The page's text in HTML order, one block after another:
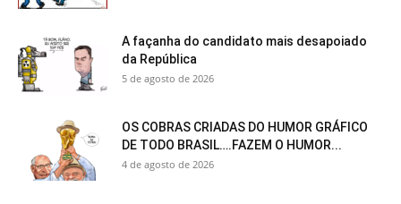
A façanha do candidato mais desapoiado
da República
5 de agosto de 2026
OS COBRAS CRIADAS DO HUMOR GRÁFICO
DE TODO BRASIL….FAZEM O HUMOR...
4 de agosto de 2026